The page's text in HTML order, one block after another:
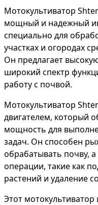
Мотокультиватор
мощный и надежный
специально для
участках и огородах
Он предлагает
широкий спектр
работу с почвой.
Мотокультиватор
двигателем, который
мощность для
задач. Он способен
обрабатывать почву,
операции, такие как
растений и удаление
Этот